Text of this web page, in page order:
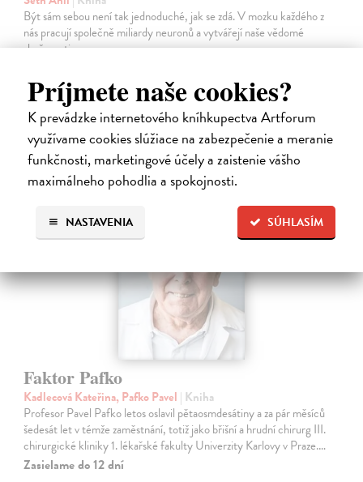
Príjmete naše cookies?
K prevádzke internetového kníhkupectva Artforum
využívame cookies slúžiace na zabezpečenie a meranie
funkčnosti, marketingové účely a zaistenie vášho
maximálneho pohodlia a spokojnosti.
SÚHLASÍM
NASTAVENIA
Být sám sebou není tak jednoduché, jak se zdá. V mozku každého z
nás pracují společně miliardy neuronů a vytvářejí naše vědomé
zkušenosti.
21,47 €
22,60 € ?
Faktor Pafko
Kadlecová Kateřina, Pafko Pavel | Kniha
Profesor Pavel Pafko letos oslavil pětaosmdesátiny a za pár měsíců
šedesát let v témže zaměstnání, totiž jako břišní a hrudní chirurg III.
chirurgické kliniky 1. lékařské fakulty Univerzity Karlovy v Praze.…
Zasielame do 12 dní